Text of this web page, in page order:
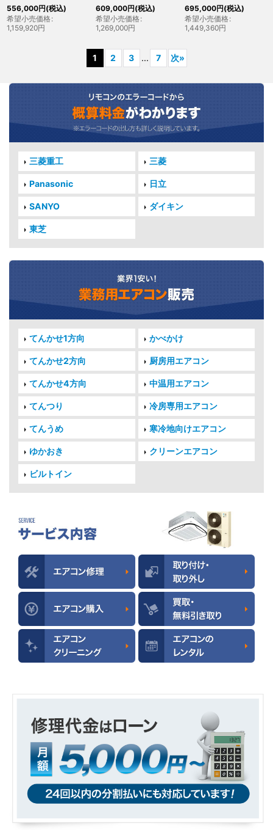
556,000円(税込)
希望小売価格 :
1,159,920円
609,000円(税込)
希望小売価格 :
1,269,000円
695,000円(税込)
希望小売価格 :
1,449,360円
1 2 3 ... 7 次»
三菱重工 三菱
Panasonic 日立
SANYO ダイキン
東芝
てんかせ1方向 かべかけ
てんかせ2方向 厨房用エアコン
てんかせ4方向 中温用エアコン
てんつり 冷房専用エアコン
てんうめ 寒冷地向けエアコン
ゆかおき クリーンエアコン
ビルトイン